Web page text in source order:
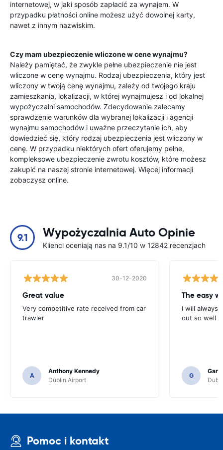
internetowej, w jaki sposób zapłacić za wynajem. W
przypadku płatności online możesz użyć dowolnej karty,
nawet z innym nazwiskim.
Czy mam ubezpieczenie wliczone w cene wynajmu?
Należy pamiętać, że zwykle pełne ubezpieczenie nie jest
wliczone w cenę wynajmu. Rodzaj ubezpieczenia, który jest
wliczony w twoją cenę wynajmu, zależy od twojego kraju
zamieszkania, lokalizacji, w której wynajmujesz i od lokalnej
wypożyczalni samochodów. Zdecydowanie zalecamy
sprawdzenie warunków dla wybranej lokalizacji i agencji
wynajmu samochodów i uważne przeczytanie ich, aby
dowiedzieć się, który rodzaj ubezpieczenia jest wliczony w
cenę. W przypadku niektórych ofert oferujemy pełne,
kompleksowe ubezpieczenie zwrotu kosztów, które możesz
zakupić na naszej stronie internetowej. Więcej informacji
zobaczysz online.
9.1 Wypożyczalnia Auto Opinie
Klienci oceniają nas na 9.1/10 w 12842 recenzjach
30-12-2020
Great value
Very competitive rate received from car
trawler
A
Anthony Kennedy
Dublin Airport
I will always
out so well
G
Gary
Pomoc i kontakt